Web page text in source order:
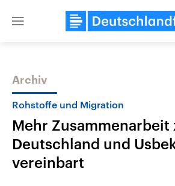
Close
Themen
Archiv
Rohstoffe und Migration
Mehr Zusammenarbeit
Deutschland und
vereinbart